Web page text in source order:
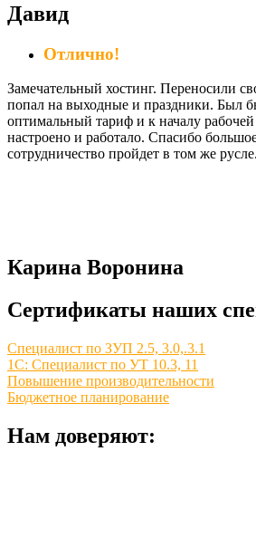
Давид
Отлично!
Замечательный хостинг. Переносили
попал на выходные и праздники. Был
оптимальный тариф и к началу
настроено и работало. Спасибо
сотрудничество пройдет в том же русле.
Карина Воронина
Сертификаты наших
Специалист по ЗУП 2.5, 3.0,.3.1
1С: Специалист по УТ 10.3, 11
Повышение производительности
Бюджетное планирование
Нам доверяют: